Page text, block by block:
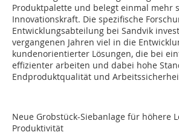
Produktpalette und belegt einmal mehr
Innovationskraft. Die spezifische
Entwicklungsabteilung bei Sandvik
vergangenen Jahren viel in die
kundenorientierter Lösungen, die bei
effizienter arbeiten und dabei hohe
Endproduktqualität und
Neue Grobstück-Siebanlage für höhere
Produktivität